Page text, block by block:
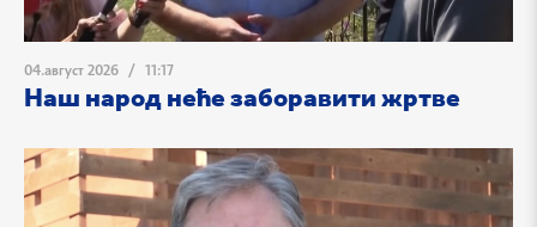
04.август 2026 / 11:17
Наш народ неће заборавити жртве